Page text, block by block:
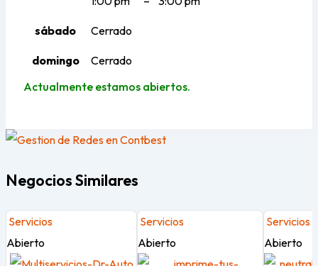
sábado Cerrado
domingo
Cerrado
Actualmente estamos abiertos.
Negocios Similares
Servicios
Abierto
Servicios
Abierto
Servicios
Abierto